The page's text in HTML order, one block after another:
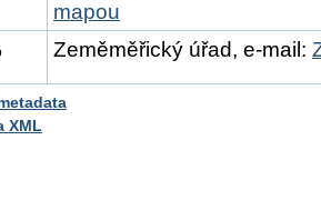
mapou
Zeměměřický úřad, e-mail:
XML